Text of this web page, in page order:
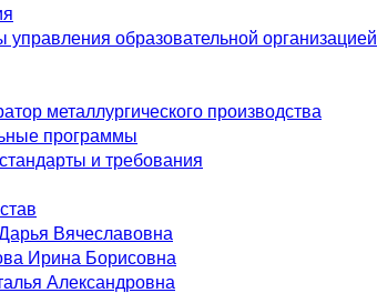
управления образовательной организацией
металлургического производства
программы
и требования
Вячеславовна
Ирина Борисовна
Александровна